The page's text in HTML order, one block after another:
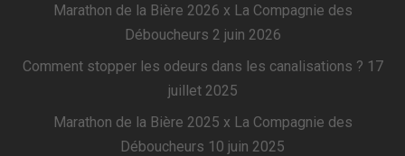
Marathon de la Bière 2026 x La Compagnie des
Déboucheurs 2 juin 2026
Comment stopper les odeurs dans les canalisations ? 17
juillet 2025
Marathon de la Bière 2025 x La Compagnie des
Déboucheurs 10 juin 2025